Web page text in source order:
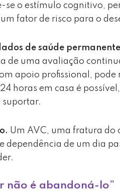
se o estímulo cognitivo,
um fator de risco para o
de saúde
de uma avaliação
apoio profissional, pode
horas em casa é
suportar.
Um AVC, uma fratura do
dependência de um dia
não é abandoná-lo”